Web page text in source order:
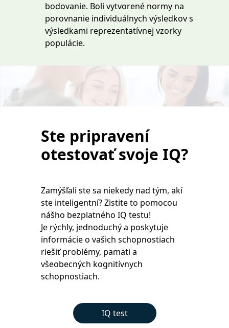
bodovanie. Boli vytvorené normy na
porovnanie individuálnych výsledkov s
výsledkami reprezentatívnej vzorky
populácie.
Ste pripravení
otestovať svoje IQ?
Zamýšľali ste sa niekedy nad tým, akí
ste inteligentní? Zistite to pomocou
nášho bezplatného IQ testu!
Je rýchly, jednoduchý a poskytuje
informácie o vašich schopnostiach
riešiť problémy, pamäti a
všeobecných kognitívnych
schopnostiach.
IQ test